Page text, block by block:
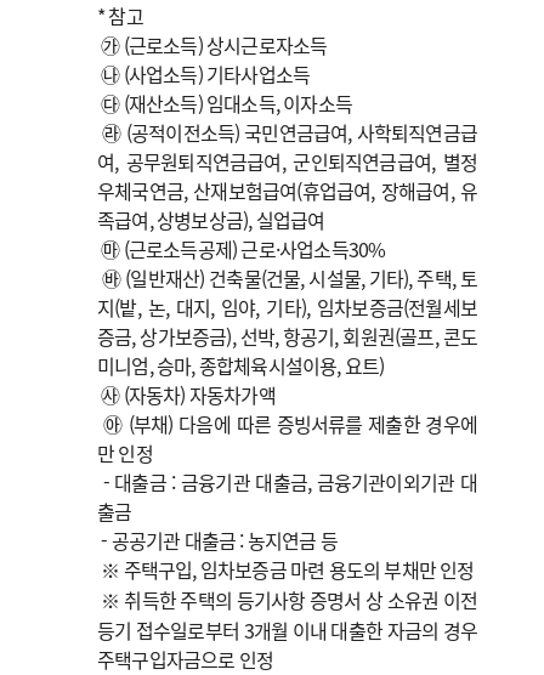
* 참고
㉮ (근로소득) 상시근로자소득
㉯ (사업소득) 기타사업소득
㉰ (재산소득) 임대소득, 이자소득
㉱ (공적이전소득) 국민연금급여, 사학퇴직연금급
여, 공무원퇴직연금급여, 군인퇴직연금급여, 별정
우체국연금, 산재보험급여(휴업급여, 장해급여, 유
족급여, 상병보상금), 실업급여
㉲ (근로소득공제) 근로·사업소득30%
㉳ (일반재산) 건축물(건물, 시설물, 기타), 주택, 토
지(밭, 논, 대지, 임야, 기타), 임차보증금(전월세보
증금, 상가보증금), 선박, 항공기, 회원권(골프, 콘도
미니엄, 승마, 종합체육시설이용, 요트)
㉴ (자동차) 자동차가액
㉵ (부채) 다음에 따른 증빙서류를 제출한 경우에
만 인정
- 대출금 : 금융기관 대출금, 금융기관이외기관 대
출금
- 공공기관 대출금 : 농지연금 등
※ 주택구입, 임차보증금 마련 용도의 부채만 인정
※ 취득한 주택의 등기사항 증명서 상 소유권 이전
등기 접수일로부터 3개월 이내 대출한 자금의 경우
주택구입자금으로 인정